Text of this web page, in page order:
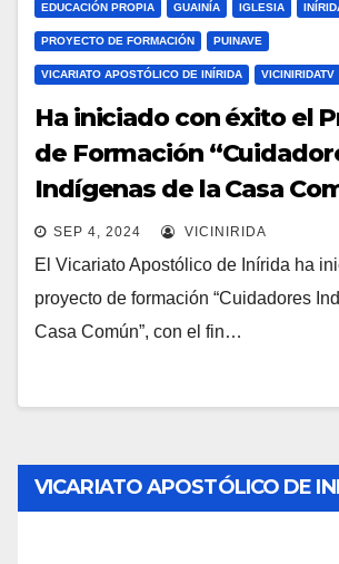
EDUCACIÓN PROPIA GUAINÍA IGLESIA
PROYECTO DE FORMACIÓN PUINAVE
VICARIATO APOSTÓLICO DE INÍRIDA VICINIRIDATV
Ha iniciado con éxito el
de Formación
Indígenas de la Casa
SEP 4, 2024 VICINIRIDA
El Vicariato Apostólico de Inírida ha
proyecto de formación “Cuidadores
Casa Común”, con el fin…
VICARIATO APOSTÓLICO DE